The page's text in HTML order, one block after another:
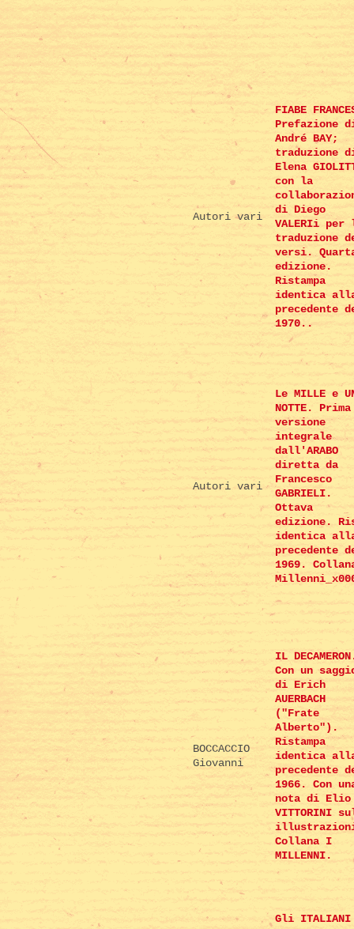
Autori vari
FIABE
Prefazione
André BAY;
traduzione
Elena
con la
di Diego
VALERIi per
traduzione
versi.
edizione.
Ristampa
identica
precedente
1970..
Autori vari
Le MILLE e
NOTTE. Prima
versione
integrale
dall'ARABO
diretta da
Francesco
GABRIELI.
Ottava
edizione.
identica
precedente
1969.
BOCCACCIO
Giovanni
IL
Con un
di Erich
AUERBACH
("Frate
Alberto").
Ristampa
identica
precedente
1966. Con
nota di Elio
VITTORINI
Collana I
MILLENNI.
Gli ITALIANI